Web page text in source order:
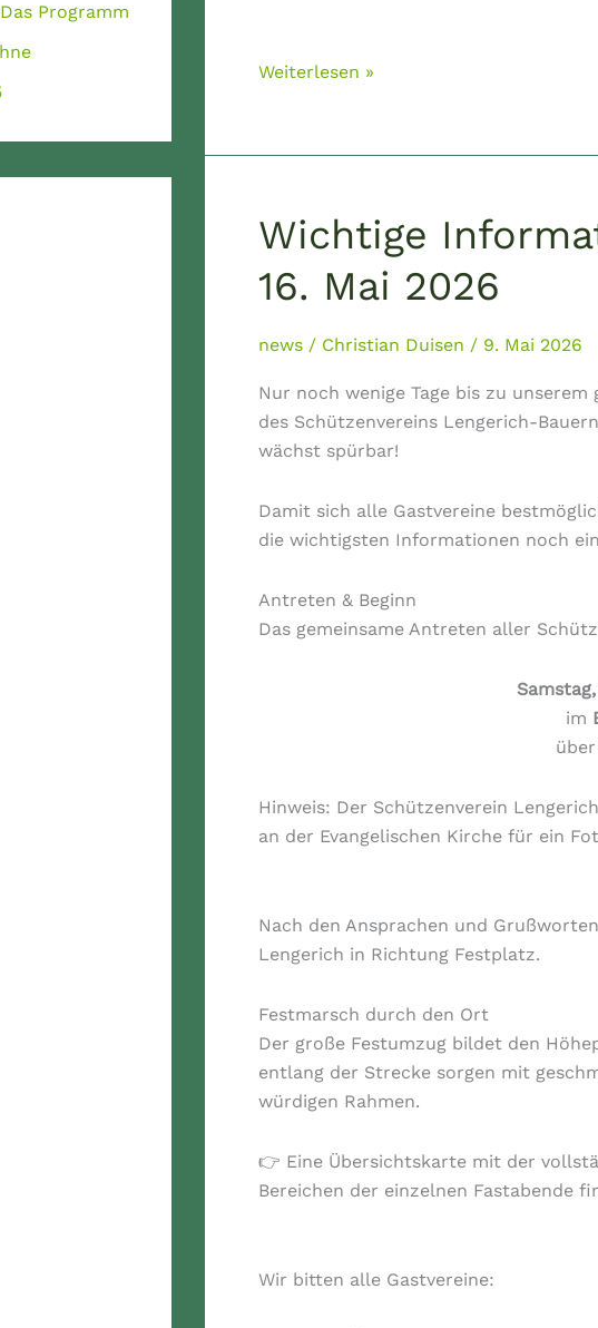
Programm
Jubelfest
Weiterlesen »
Wichtige
16. Mai 2026
news / Christian Duisen / 9. Mai 2026
Nur noch wenige Tage bis zu
des Schützenvereins Lengerich-
wächst spürbar!
Damit sich alle Gastvereine
die wichtigsten Informationen noch
Antreten & Beginn
Das gemeinsame Antreten aller
im
Hinweis: Der Schützenverein
an der Evangelischen Kirche für ein
Nach den Ansprachen und
Lengerich in Richtung Festplatz.
Festmarsch durch den Ort
Der große Festumzug bildet den
entlang der Strecke sorgen mit
würdigen Rahmen.
👉 Eine Übersichtskarte mit der
Bereichen der einzelnen Fastabende
Wir bitten alle Gastvereine: